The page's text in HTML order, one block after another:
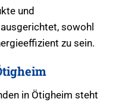
und
sowohl
zu sein.
in Ötigheim steht